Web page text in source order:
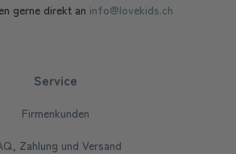
gerne direkt an info@lovekids.ch
Service
Firmenkunden
Zahlung und Versand